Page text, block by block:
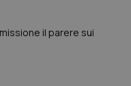
il parere sui